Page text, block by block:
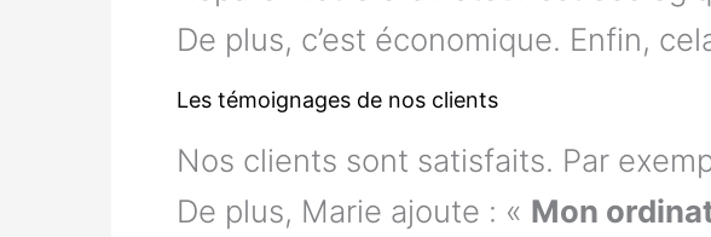
De plus, c’est économique. Enfin,
Les témoignages de nos clients
Nos clients sont satisfaits. Par
De plus, Marie ajoute : « Mon